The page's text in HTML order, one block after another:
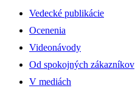
Vedecké publikácie
Ocenenia
Videonávody
Od spokojných zákazníkov
V mediách